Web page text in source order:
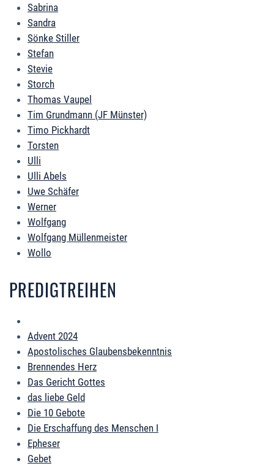
Sabrina
Sandra
Sönke Stiller
Stefan
Stevie
Storch
Thomas Vaupel
Tim Grundmann (JF Münster)
Timo Pickhardt
Torsten
Ulli
Ulli Abels
Uwe Schäfer
Werner
Wolfgang
Wolfgang Müllenmeister
Wollo
PREDIGTREIHEN
Advent 2024
Apostolisches Glaubensbekenntnis
Brennendes Herz
Das Gericht Gottes
das liebe Geld
Die 10 Gebote
Die Erschaffung des Menschen I
Epheser
Gebet